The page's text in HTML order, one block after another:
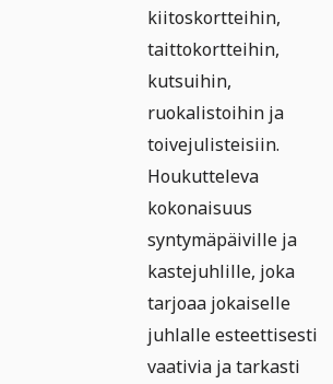
kiitoskortteihin,
taittokortteihin,
kutsuihin,
ruokalistoihin ja
toivejulisteisiin.
Houkutteleva
kokonaisuus
syntymäpäiville ja
kastejuhlille, joka
tarjoaa jokaiselle
juhlalle esteettisesti
vaativia ja tarkasti